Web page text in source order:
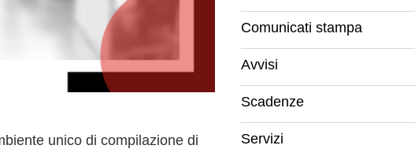
unico di compilazione di
Comunicati stampa
Avvisi
Scadenze
Servizi